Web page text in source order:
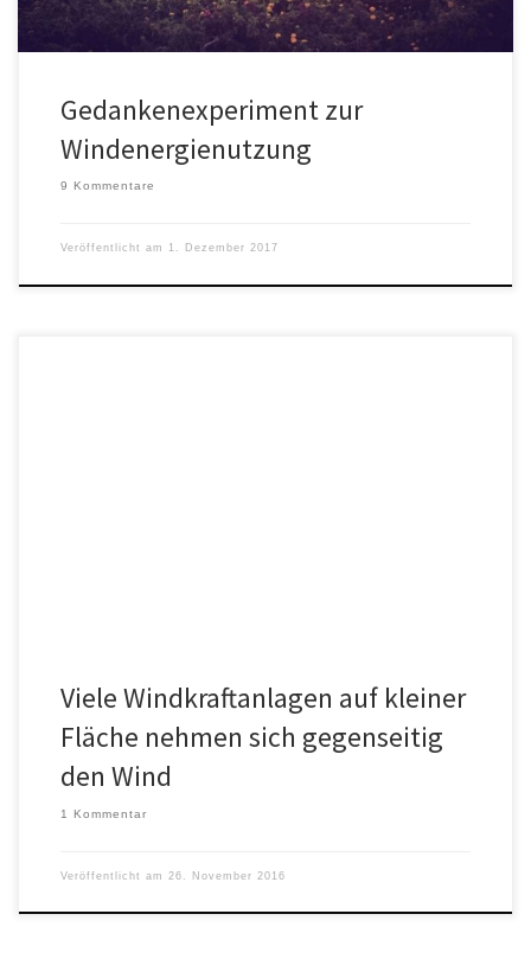
Gedankenexperiment zur
Windenergienutzung
9 Kommentare
Veröffentlicht am 1. Dezember 2017
Viele Windkraftanlagen auf kleiner
Fläche nehmen sich gegenseitig
den Wind
1 Kommentar
Veröffentlicht am 26. November 2016